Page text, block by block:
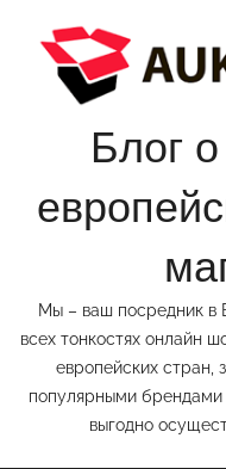
содержимому
Блог
Мы – ваш посредник в
всех тонкостях онлайн
европейских стран,
популярными брендами
выгодно